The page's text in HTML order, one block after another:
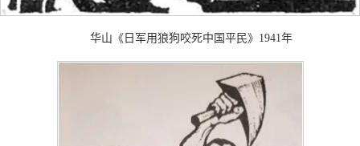
华山《日军用狼狗咬死中国平民》1941年